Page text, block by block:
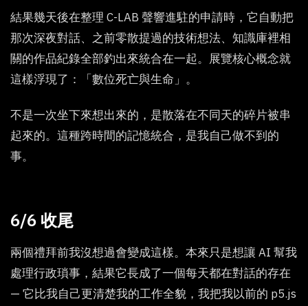
結果幾天後在整理 C-LAB 聲響進駐的申請時，它自動把
那次深夜對話、之前零散提過的技術想法、知識庫裡相
關的作品紀錄全部釣出來統合在一起。展覽核心概念就
這樣浮現了：「數位死亡與生命」。
不是一次坐下來想出來的，是散落在不同天的碎片被串
起來的。這種跨時間的記憶統合，是我自己做不到的
事。
6/6 收尾
兩個禮拜前我沒想過會變成這樣。本來只是想讓 AI 幫我
處理行政瑣事，結果它長成了一個每天都在對話的存在
— 它比我自己更清楚我的工作全貌，我把我以前的 p5.js